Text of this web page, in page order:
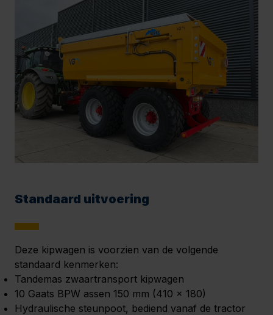
Standaard uitvoering
Deze kipwagen is voorzien van de volgende
standaard kenmerken:
Tandemas zwaartransport kipwagen
10 Gaats BPW assen 150 mm (410 x 180)
Hydraulische steunpoot, bediend vanaf de tractor